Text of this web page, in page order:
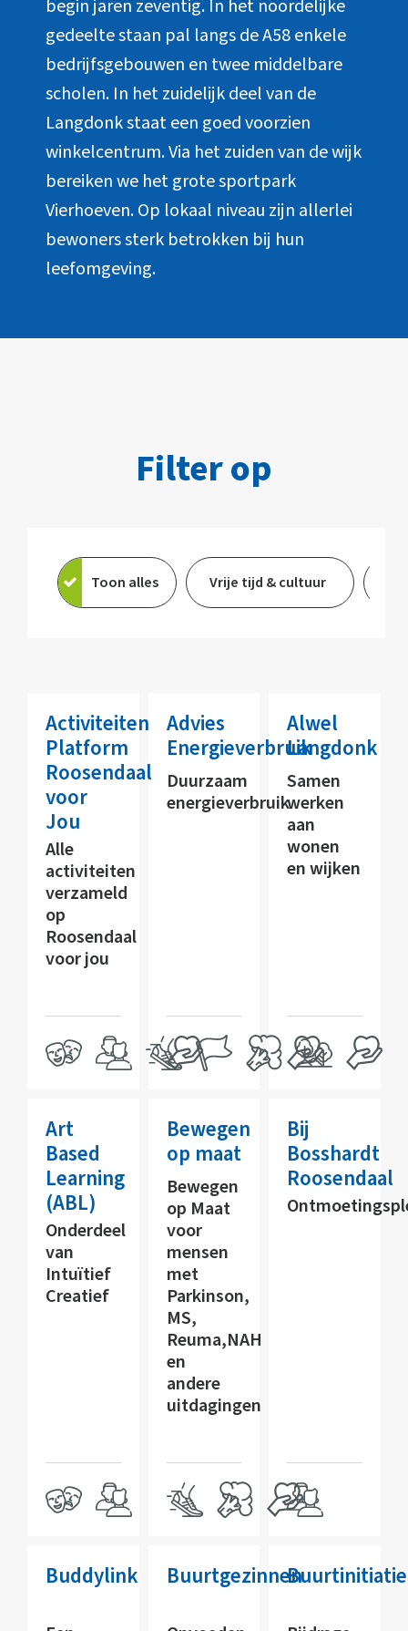
begin jaren zeventig. In het noordelijke
gedeelte staan pal langs de A58 enkele
bedrijfsgebouwen en twee middelbare
scholen. In het zuidelijk deel van de
Langdonk staat een goed voorzien
winkelcentrum. Via het zuiden van de wijk
bereiken we het grote sportpark
Vierhoeven. Op lokaal niveau zijn allerlei
bewoners sterk betrokken bij hun
leefomgeving.
Filter op
Toon alles Vrije tijd & cultuur
Activiteiten
Platform
Roosendaal
voor
Jou
Alle
activiteiten
verzameld
op
Roosendaal
voor jou
Advies
Energieverbruik
Duurzaam
energieverbruik
Alwel
Langdonk
Samen
werken
aan
wonen
en wijken
Art
Based
Learning
(ABL)
Onderdeel
van
Intuïtief
Creatief
Bewegen
op maat
Bewegen
op Maat
voor
mensen
met
Parkinson,
MS,
Reuma,NAH
en
andere
uitdagingen
Bij
Bosshardt
Roosendaal
Buddylink Buurtgezinnen